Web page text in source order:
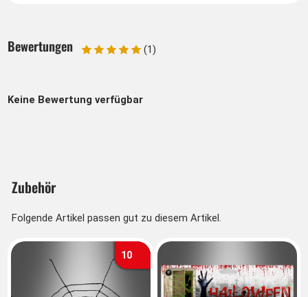
Bewertungen (1)
Keine Bewertung verfügbar
Zubehör
Folgende Artikel passen gut zu diesem Artikel.
10